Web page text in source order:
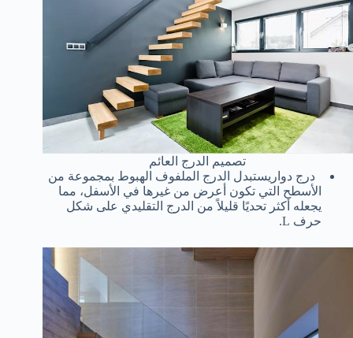
تصميم الدرج العائم
درج دوار يستبدل الدرج الملفوف الهبوط بمجموعة من
الأسطح التي تكون أعرض من غيرها في الأسفل، مما
يجعله أكثر تحديًا قليلاً من الدرج التقليدي على شكل
حرف L.